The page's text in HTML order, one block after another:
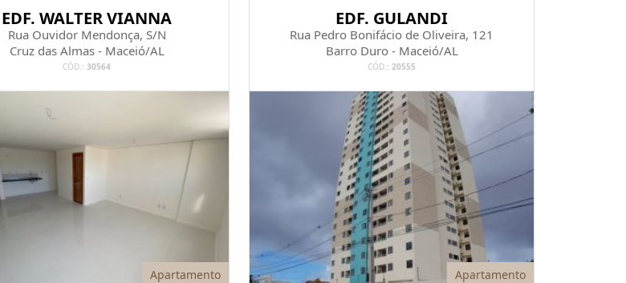
EDF. WALTER VIANNA
Rua Ouvidor Mendonça, S/N
Cruz das Almas - Maceió/AL
CÓD.: 30564
Apartamento
EDF. GULANDI
Rua Pedro Bonifácio de Oliveira, 121
Barro Duro - Maceió/AL
CÓD.: 20555
Apartamento